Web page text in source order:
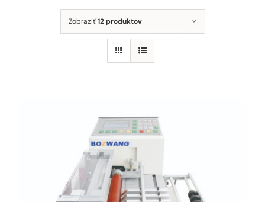
Zobraziť12 produktov